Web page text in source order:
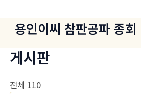
용인이씨 참판공파 종회
게시판
전체 110